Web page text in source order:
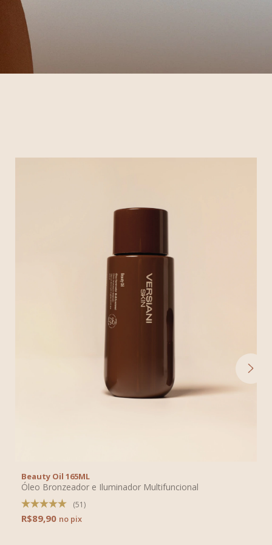
Beauty Oil 165ML
Óleo Bronzeador e Iluminador Multifuncional
(51)
R$89,90